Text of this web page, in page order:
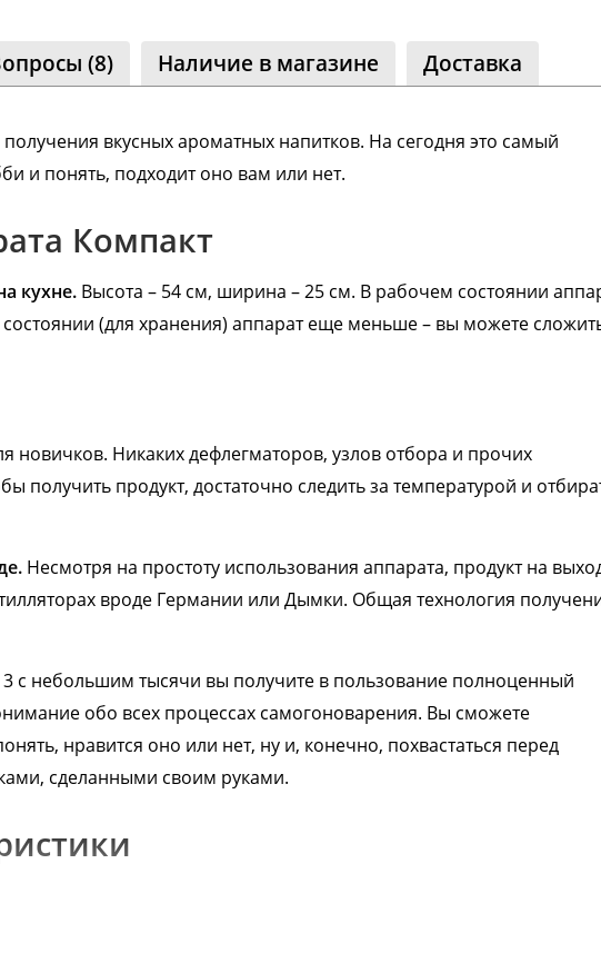
(8) Наличие в магазине Доставка
вкусных ароматных напитков. На сегодня это самый
и понять, подходит оно вам или нет.
Компакт
кухне. Высота – 54 см, ширина – 25 см. В рабочем состоянии
(для хранения) аппарат еще меньше – вы можете
новичков. Никаких дефлегматоров, узлов отбора и прочих
получить продукт, достаточно следить за температурой и
Несмотря на простоту использования аппарата, продукт на
вроде Германии или Дымки. Общая технология
3 с небольшим тысячи вы получите в пользование полноценный
обо всех процессах самогоноварения. Вы сможете
нравится оно или нет, ну и, конечно, похвастаться перед
сделанными своим руками.